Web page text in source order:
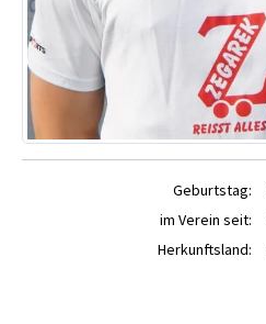
Geburtstag:
im Verein seit:
Herkunftsland: